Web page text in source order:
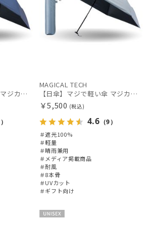
LAUREN
【日傘】マジで軽い傘 マジカルテックプロテクション（MAGICAL TECH PROTECTION）Tough W rib55cm 耐風 軽量 遮光100
MAGICAL TECH
【日傘】マジで軽い傘 マジカルテックプロテクション（MAGICAL TECH PROTECTION）Tough W rib55cm 耐風 軽量 遮光100
￥5,500 (税込)
4.6 （9）
＃遮光100%
＃軽量
＃晴雨兼用
＃メディア掲載商品
＃耐風
＃8本骨
＃UVカット
＃ギフト向け